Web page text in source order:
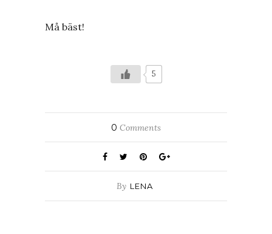
Må bäst!
5
0 Comments
By LENA